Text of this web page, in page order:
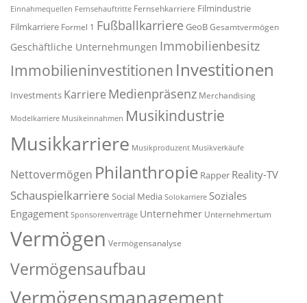
Einnahmequellen Fernsehauftritte Fernsehkarriere Filmindustrie
Filmkarriere Formel 1 Fußballkarriere GeoBGesamtvermögen
Geschäftliche Unternehmungen Immobilienbesitz
Immobilieninvestitionen Investitionen
Investments Karriere Medienpräsenz Merchandising
Modelkarriere Musikeinnahmen Musikindustrie
Musikkarriere Musikproduzent Musikverkäufe
Nettovermögen Philanthropie Rapper Reality-TV
Schauspielkarriere Social Media Solokarriere Soziales
Engagement Sponsorenverträge Unternehmer Unternehmertum
Vermögen Vermögensanalyse
Vermögensaufbau
Vermögensmanagement